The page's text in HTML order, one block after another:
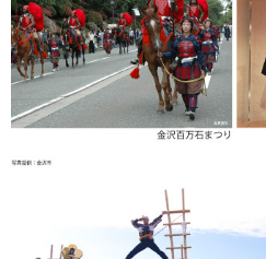
カテゴリー お祭備品と豆知識
獅子舞・衣裳・別仕立・小物
前の
石川
の美
次の記事